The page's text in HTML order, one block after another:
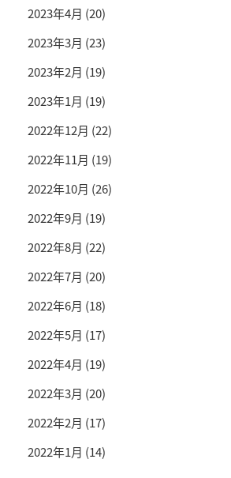
2023年4月 (20)
2023年3月 (23)
2023年2月 (19)
2023年1月 (19)
2022年12月 (22)
2022年11月 (19)
2022年10月 (26)
2022年9月 (19)
2022年8月 (22)
2022年7月 (20)
2022年6月 (18)
2022年5月 (17)
2022年4月 (19)
2022年3月 (20)
2022年2月 (17)
2022年1月 (14)